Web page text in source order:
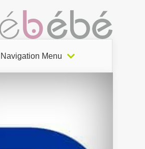
Navigation Menu